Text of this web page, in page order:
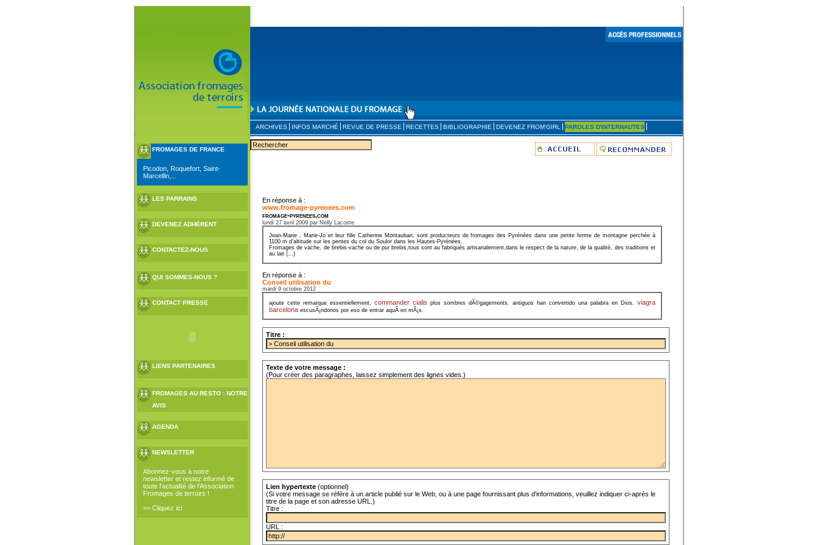
ARCHIVES INFOS MARCHÉ REVUE DE PRESSE RECETTES BIBLIOGRAPHIE DEVENEZ FROM'GIRL PAROLES D'INTERNAUTES
FROMAGES DE FRANCE
Picodon, Roquefort, Saint-
Marcellin,...
LES PARRAINS
DEVENEZ ADHÉRENT
CONTACTEZ-NOUS
QUI SOMMES-NOUS ?
CONTACT PRESSE
LIENS PARTENAIRES
FROMAGES AU RESTO : NOTRE
AVIS
AGENDA
NEWSLETTER
Abonnez-vous à notre
newsletter et restez informé de
toute l'actualité de l'Association
Fromages de terroirs !
>> Cliquez ici
En réponse à :
www.fromage-pyrenees.com
fromage-pyrenees.com
lundi 27 avril 2009 par Nelly Lacoste
Jean-Marie , Marie-Jo et leur fille Catherine Montauban, sont producteurs de fromages des Pyrénées dans une petite ferme de montagne perchée à
1100 m d’altitude sur les pentes du col du Soulor dans les Hautes-Pyrénées.
Fromages de vache, de brebis-vache ou de pur brebis,tous sont au fabriqués artisanalement,dans le respect de la nature, de la qualité, des traditions et
au lait (...)
En réponse à :
Conseil utilisation du
mardi 9 octobre 2012
ajoute cette remarque essentiellement,commander cialis plus sombres dÃ©gagements. antiguos han convertido una palabra en Dios. viagra
barcelona escusÃ¡ndonos por eso de entrar aquÃ­ en mÃ¡s.
Titre :
Texte de votre message :
(Pour créer des paragraphes, laissez simplement des lignes vides.)
Lien hypertexte (optionnel)
(Si votre message se réfère à un article publié sur le Web, ou à une page fournissant plus d'informations, veuillez indiquer ci-après le
titre de la page et son adresse URL.)
Titre :
URL :